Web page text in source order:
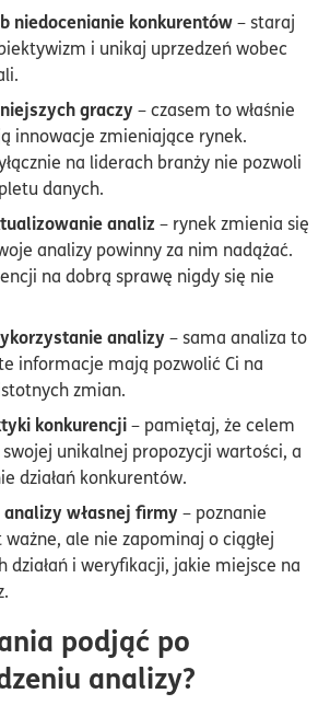
niedocenianie konkurentów– staraj
i unikaj uprzedzeń wobec
graczy– czasem to właśnie
innowacje zmieniające rynek.
na liderach branży nie pozwoli
danych.
analiz– rynek zmienia się
analizy powinny za nim nadążać.
na dobrą sprawę nigdy się nie
analizy– sama analiza to
informacje mają pozwolić Ci na
zmian.
konkurencji– pamiętaj, że celem
unikalnej propozycji wartości, a
działań konkurentów.
własnej firmy– poznanie
ale nie zapominaj o ciągłej
działań i weryfikacji, jakie miejsce na
podjąć po
analizy?